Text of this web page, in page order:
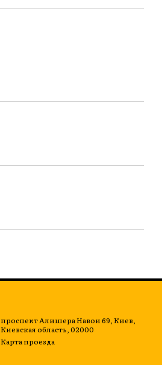
проспект Алишера Навои 69, Киев,
Киевская область, 02000
Карта проезда